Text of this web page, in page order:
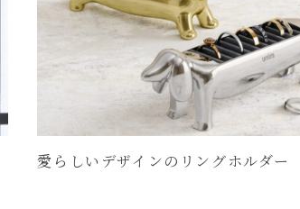
愛らしいデザインのリングホルダー